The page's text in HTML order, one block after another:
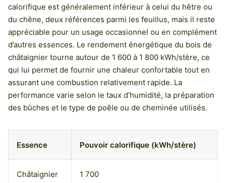
calorifique est généralement inférieur à celui du hêtre ou
du chêne, deux références parmi les feuillus, mais il reste
appréciable pour un usage occasionnel ou en complément
d’autres essences. Le rendement énergétique du bois de
châtaignier tourne autour de 1 600 à 1 800 kWh/stère, ce
qui lui permet de fournir une chaleur confortable tout en
assurant une combustion relativement rapide. La
performance varie selon le taux d’humidité, la préparation
des bûches et le type de poêle ou de cheminée utilisés.
Essence Pouvoir calorifique (kWh/stère)
Châtaignier 1 700